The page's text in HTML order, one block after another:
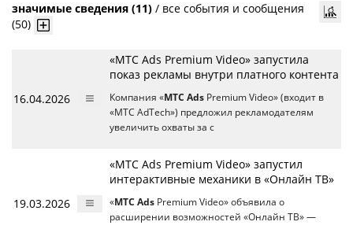
значимые сведения (11) / все события и сообщения
(50)
16.04.2026
«МТС Ads Premium Video» запустила
показ рекламы внутри платного контента
Компания «МТС Ads Premium Video» (входит в
«МТС AdTech») предложил рекламодателям
увеличить охваты за с
19.03.2026
«МТС Ads Premium Video» запустил
интерактивные механики в «Онлайн ТВ»
«МТС Ads Premium Video» объявила о
расширении возможностей «Онлайн ТВ» —